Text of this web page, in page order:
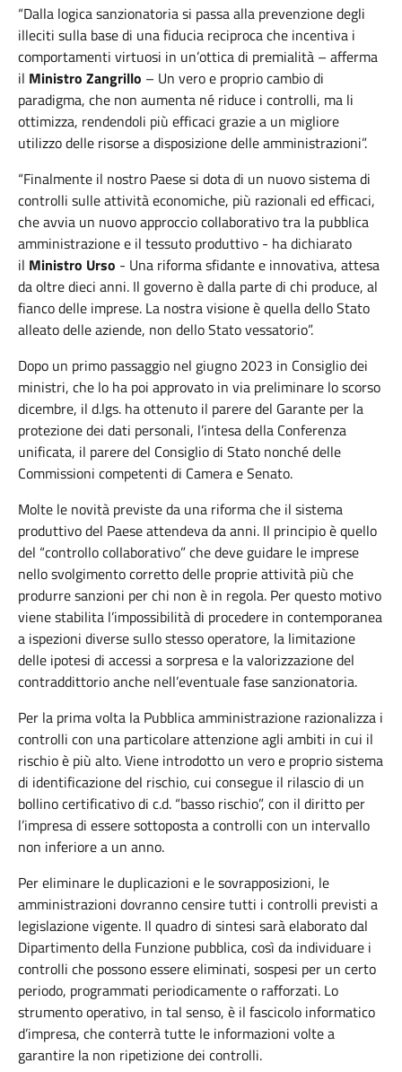
“Dalla logica sanzionatoria si passa alla prevenzione degli
illeciti sulla base di una fiducia reciproca che incentiva i
comportamenti virtuosi in un’ottica di premialità – afferma
il Ministro Zangrillo – Un vero e proprio cambio di
paradigma, che non aumenta né riduce i controlli, ma li
ottimizza, rendendoli più efficaci grazie a un migliore
utilizzo delle risorse a disposizione delle amministrazioni”.
“Finalmente il nostro Paese si dota di un nuovo sistema di
controlli sulle attività economiche, più razionali ed efficaci,
che avvia un nuovo approccio collaborativo tra la pubblica
amministrazione e il tessuto produttivo - ha dichiarato
il Ministro Urso - Una riforma sfidante e innovativa, attesa
da oltre dieci anni. Il governo è dalla parte di chi produce, al
fianco delle imprese. La nostra visione è quella dello Stato
alleato delle aziende, non dello Stato vessatorio”.
Dopo un primo passaggio nel giugno 2023 in Consiglio dei
ministri, che lo ha poi approvato in via preliminare lo scorso
dicembre, il d.lgs. ha ottenuto il parere del Garante per la
protezione dei dati personali, l’intesa della Conferenza
unificata, il parere del Consiglio di Stato nonché delle
Commissioni competenti di Camera e Senato.
Molte le novità previste da una riforma che il sistema
produttivo del Paese attendeva da anni. Il principio è quello
del “controllo collaborativo” che deve guidare le imprese
nello svolgimento corretto delle proprie attività più che
produrre sanzioni per chi non è in regola. Per questo motivo
viene stabilita l’impossibilità di procedere in contemporanea
a ispezioni diverse sullo stesso operatore, la limitazione
delle ipotesi di accessi a sorpresa e la valorizzazione del
contraddittorio anche nell’eventuale fase sanzionatoria.
Per la prima volta la Pubblica amministrazione razionalizza i
controlli con una particolare attenzione agli ambiti in cui il
rischio è più alto. Viene introdotto un vero e proprio sistema
di identificazione del rischio, cui consegue il rilascio di un
bollino certificativo di c.d. “basso rischio”, con il diritto per
l’impresa di essere sottoposta a controlli con un intervallo
non inferiore a un anno.
Per eliminare le duplicazioni e le sovrapposizioni, le
amministrazioni dovranno censire tutti i controlli previsti a
legislazione vigente. Il quadro di sintesi sarà elaborato dal
Dipartimento della Funzione pubblica, così da individuare i
controlli che possono essere eliminati, sospesi per un certo
periodo, programmati periodicamente o rafforzati. Lo
strumento operativo, in tal senso, è il fascicolo informatico
d’impresa, che conterrà tutte le informazioni volte a
garantire la non ripetizione dei controlli.